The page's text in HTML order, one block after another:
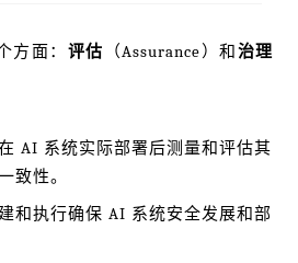
方面： 评估 （Assurance）和治理
AI 系统实际部署后测量和评估其
致性。
和执行确保 AI 系统安全发展和部